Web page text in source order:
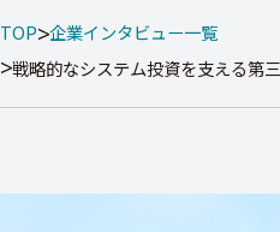
TOP 企業インタビュー一覧
戦略的なシステム投資を支える第